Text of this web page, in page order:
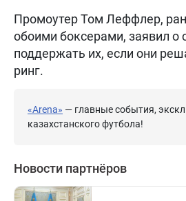
Промоутер Том Леффлер,
обоими боксерами, заявил о
поддержать их, если они
ринг.
«Arena» — главные события,
казахстанского футбола!